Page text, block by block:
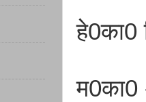
हे0का0
म0का0